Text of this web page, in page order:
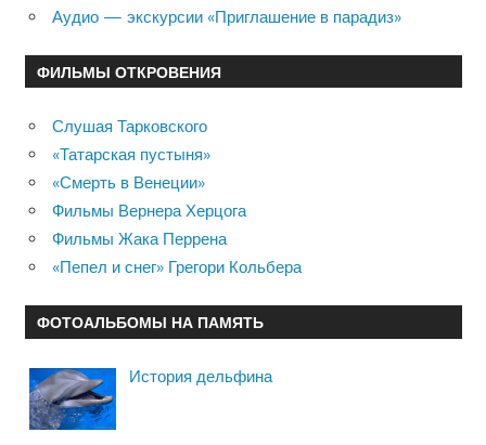
Аудио — экскурсии «Приглашение в парадиз»
ФИЛЬМЫ ОТКРОВЕНИЯ
Слушая Тарковского
«Татарская пустыня»
«Смерть в Венеции»
Фильмы Вернера Херцога
Фильмы Жака Перрена
«Пепел и снег» Грегори Кольбера
ФОТОАЛЬБОМЫ НА ПАМЯТЬ
История дельфина